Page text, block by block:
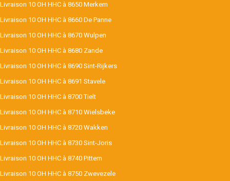
Livraison 10 OH HHC à 8650 Merkem
Livraison 10 OH HHC à 8660 De Panne
Livraison 10 OH HHC à 8670 Wulpen
Livraison 10 OH HHC à 8680 Zande
Livraison 10 OH HHC à 8690 Sint-Rijkers
Livraison 10 OH HHC à 8691 Stavele
Livraison 10 OH HHC à 8700 Tielt
Livraison 10 OH HHC à 8710 Wielsbeke
Livraison 10 OH HHC à 8720 Wakken
Livraison 10 OH HHC à 8730 Sint-Joris
Livraison 10 OH HHC à 8740 Pittem
Livraison 10 OH HHC à 8750 Zwevezele